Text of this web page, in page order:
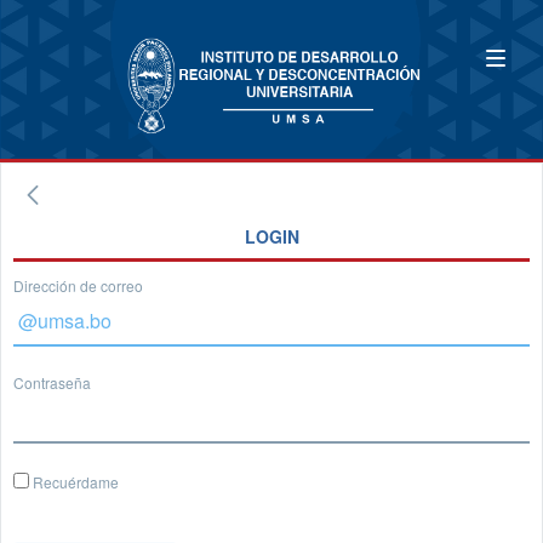
LOGIN
Dirección de correo
Contraseña
Recuérdame